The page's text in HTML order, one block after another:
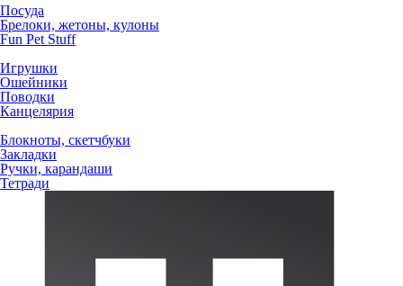
Посуда
Брелоки, жетоны, кулоны
Fun Pet Stuff
Игрушки
Ошейники
Поводки
Канцелярия
Блокноты, скетчбуки
Закладки
Ручки, карандаши
Тетради